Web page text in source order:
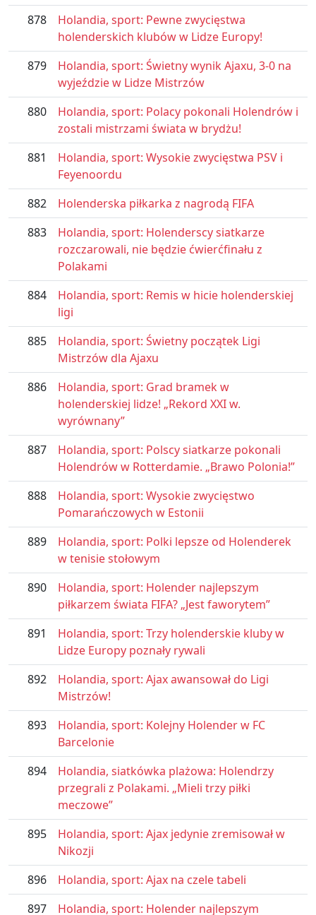
878
Holandia, sport: Pewne zwycięstwa
holenderskich klubów w Lidze Europy!
879
Holandia, sport: Świetny wynik Ajaxu, 3-0 na
wyjeździe w Lidze Mistrzów
880
Holandia, sport: Polacy pokonali Holendrów i
zostali mistrzami świata w brydżu!
881
Holandia, sport: Wysokie zwycięstwa PSV i
Feyenoordu
882
Holenderska piłkarka z nagrodą FIFA
883
Holandia, sport: Holenderscy siatkarze
rozczarowali, nie będzie ćwierćfinału z
Polakami
884
Holandia, sport: Remis w hicie holenderskiej
ligi
885
Holandia, sport: Świetny początek Ligi
Mistrzów dla Ajaxu
886
Holandia, sport: Grad bramek w
holenderskiej lidze! „Rekord XXI w.
wyrównany”
887
Holandia, sport: Polscy siatkarze pokonali
Holendrów w Rotterdamie. „Brawo Polonia!”
888
Holandia, sport: Wysokie zwycięstwo
Pomarańczowych w Estonii
889
Holandia, sport: Polki lepsze od Holenderek
w tenisie stołowym
890
Holandia, sport: Holender najlepszym
piłkarzem świata FIFA? „Jest faworytem”
891
Holandia, sport: Trzy holenderskie kluby w
Lidze Europy poznały rywali
892
Holandia, sport: Ajax awansował do Ligi
Mistrzów!
893
Holandia, sport: Kolejny Holender w FC
Barcelonie
894
Holandia, siatkówka plażowa: Holendrzy
przegrali z Polakami. „Mieli trzy piłki
meczowe”
895
Holandia, sport: Ajax jedynie zremisował w
Nikozji
896
Holandia, sport: Ajax na czele tabeli
897
Holandia, sport: Holender najlepszym